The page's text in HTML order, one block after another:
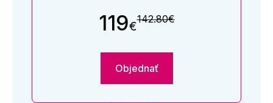
119€142.80€
Objednať